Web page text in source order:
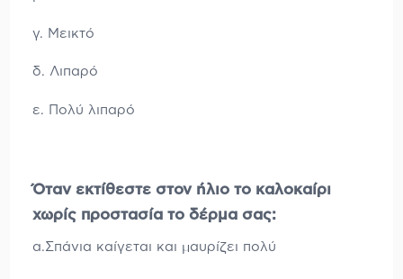
γ. Μεικτό
δ. Λιπαρό
ε. Πολύ λιπαρό
Όταν εκτίθεστε στον ήλιο το καλοκαίρι
χωρίς προστασία το δέρμα σας:
α.Σπάνια καίγεται και μαυρίζει πολύ